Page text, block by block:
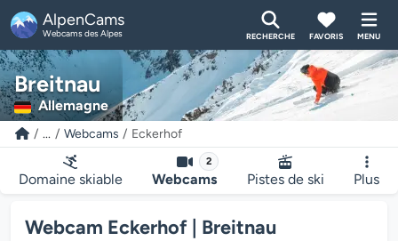
AlpenCams
Webcams des Alpes RECHERCHE FAVORIS MENU
Breitnau
Allemagne
... Webcams Eckerhof
Domaine skiable
2
Webcams Pistes de ski Plus
Webcam Eckerhof | Breitnau